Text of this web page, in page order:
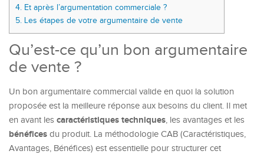
4. Et après l’argumentation commerciale ?
5. Les étapes de votre argumentaire de vente
Qu’est-ce qu’un bon argumentaire
de vente ?
Un bon argumentaire commercial valide en quoi la solution
proposée est la meilleure réponse aux besoins du client. Il met
en avant les caractéristiques techniques, les avantages et les
bénéfices du produit. La méthodologie CAB (Caractéristiques,
Avantages, Bénéfices) est essentielle pour structurer cet